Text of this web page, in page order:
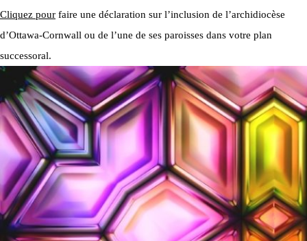
Cliquez pour faire une déclaration sur l’inclusion de l’archidiocèse
d’Ottawa-Cornwall ou de l’une de ses paroisses dans votre plan
successoral.